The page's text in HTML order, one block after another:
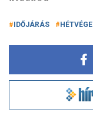
IDŐJÁRÁS HÉTVÉGE